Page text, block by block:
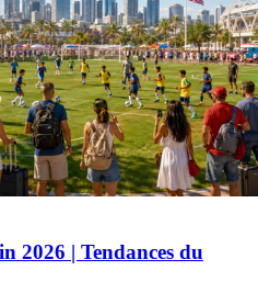
2026 | Tendances du